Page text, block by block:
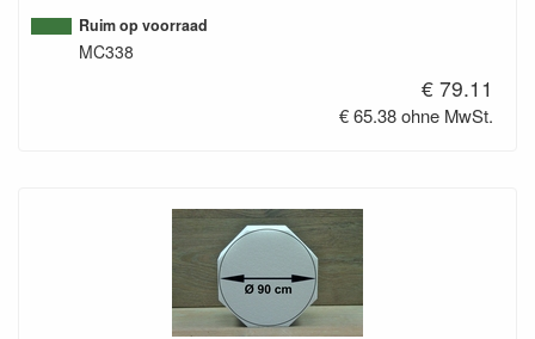
Ruim op voorraad
MC338
€ 79.11
€ 65.38 ohne MwSt.